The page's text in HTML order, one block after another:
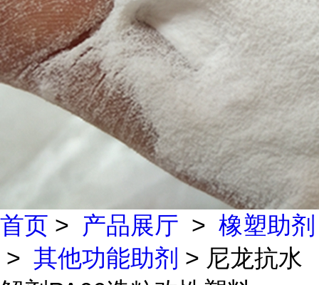
首页 > 产品展厅 > 橡塑助剂
> 其他功能助剂 > 尼龙抗水